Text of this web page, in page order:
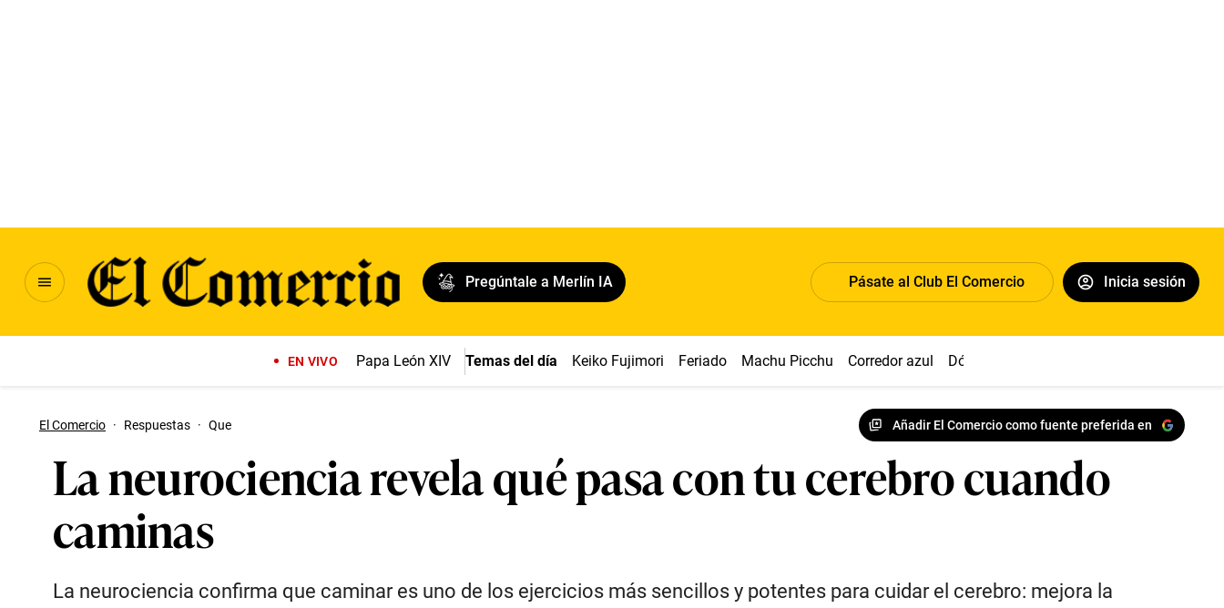
Pregúntale a Merlín IA Pásate al Club El Comercio Inicia sesión
EN VIVO Papa León XIV Temas del día Keiko Fujimori Feriado Machu Picchu Corredor azul Dólar
El Comercio · Respuestas · Que Añadir El Comercio como fuente preferida en
La neurociencia revela qué pasa con tu cerebro cuando
caminas
La neurociencia confirma que caminar es uno de los ejercicios más sencillos y potentes para cuidar el cerebro: mejora la